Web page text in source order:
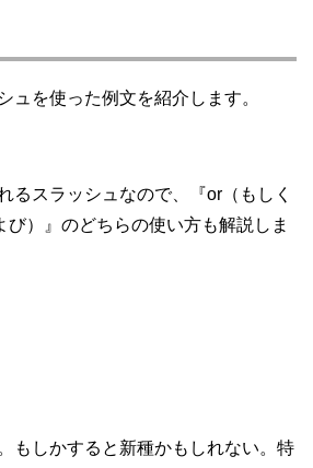
ュを使った例文を紹介します。
るスラッシュなので、『or（もしく
び）』のどちらの使い方も解説しま
もしかすると新種かもしれない。特